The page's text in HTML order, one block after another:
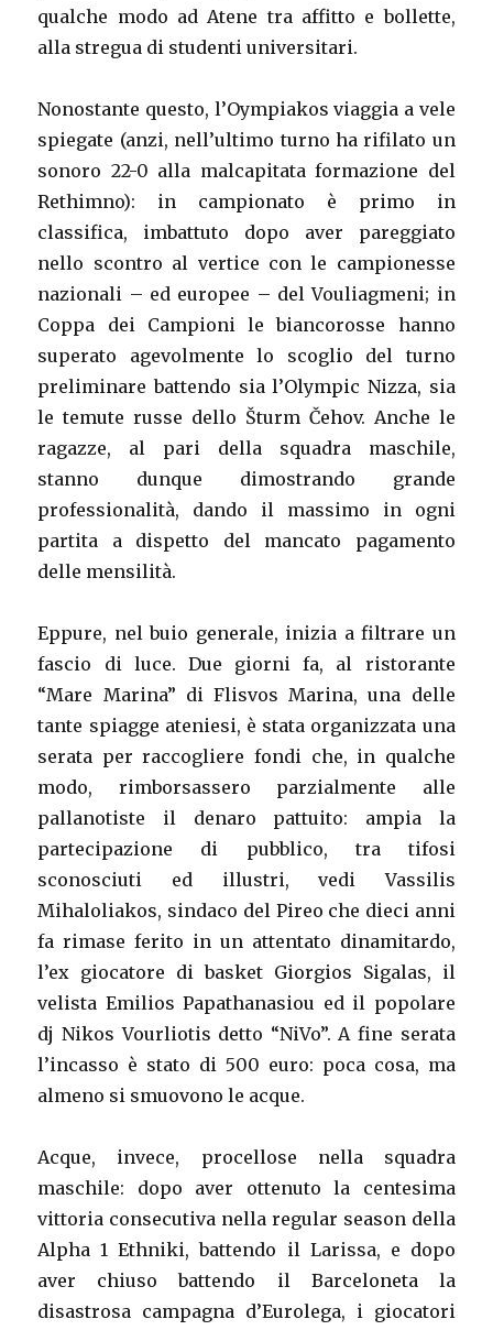
qualche modo ad Atene tra affitto e bollette,
alla stregua di studenti universitari.
Nonostante questo, l’Oympiakos viaggia a vele
spiegate (anzi, nell’ultimo turno ha rifilato un
sonoro 22-0 alla malcapitata formazione del
Rethimno): in campionato è primo in
classifica, imbattuto dopo aver pareggiato
nello scontro al vertice con le campionesse
nazionali – ed europee – del Vouliagmeni; in
Coppa dei Campioni le biancorosse hanno
superato agevolmente lo scoglio del turno
preliminare battendo sia l’Olympic Nizza, sia
le temute russe dello Šturm Čehov. Anche le
ragazze, al pari della squadra maschile,
stanno dunque dimostrando grande
professionalità, dando il massimo in ogni
partita a dispetto del mancato pagamento
delle mensilità.
Eppure, nel buio generale, inizia a filtrare un
fascio di luce. Due giorni fa, al ristorante
“Mare Marina” di Flisvos Marina, una delle
tante spiagge ateniesi, è stata organizzata una
serata per raccogliere fondi che, in qualche
modo, rimborsassero parzialmente alle
pallanotiste il denaro pattuito: ampia la
partecipazione di pubblico, tra tifosi
sconosciuti ed illustri, vedi Vassilis
Mihaloliakos, sindaco del Pireo che dieci anni
fa rimase ferito in un attentato dinamitardo,
l’ex giocatore di basket Giorgios Sigalas, il
velista Emilios Papathanasiou ed il popolare
dj Nikos Vourliotis detto “NiVo”. A fine serata
l’incasso è stato di 500 euro: poca cosa, ma
almeno si smuovono le acque.
Acque, invece, procellose nella squadra
maschile: dopo aver ottenuto la centesima
vittoria consecutiva nella regular season della
Alpha 1 Ethniki, battendo il Larissa, e dopo
aver chiuso battendo il Barceloneta la
disastrosa campagna d’Eurolega, i giocatori